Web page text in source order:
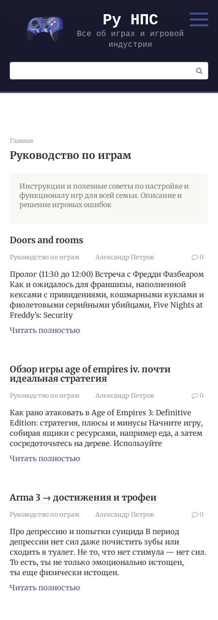
контенту
Ру НПС
Все об играх и игровой
индустрии
Поиск:
Главная
Руководство по играм
Инструкции и полезные советы по настройке и
функционалу игр для всей семьи. Описание и
решение игровых ошибок
Doors and rooms
Руководство по играм Александр Петров 0
Пролог (11:30 до 12:00) Встреча с Фредди Фазбеаром
Как и ожидалось для франшизы, наполненной
кексами с привидениями, кошмарными куклами и
фиолетовыми серийными убийцами, Five Nights at
Freddy’s: Security
Читать полностью
Обзор игры age of empires iv. почти
идеальная стратегия
Руководство по играм Александр Петров 0
Как рано атаковать в Age of Empires 3: Definitive
Edition: стратегия, плюсы и минусы Начните игру,
собирая ящики с ресурсами, например еда, а затем
сосредоточьтесь на дереве. Используйте
Читать полностью
Arma 3 → достижения и трофеи
Руководство по играм Александр Петров 0
Про депрессию и попытки суицида В период
депрессии нет сил даже почистить зубы или
сходить в туалет. Не то, что нет стимула — нет сил.
То есть, ты не только эмоционально истощен,
ты еще физически истощен.
Читать полностью